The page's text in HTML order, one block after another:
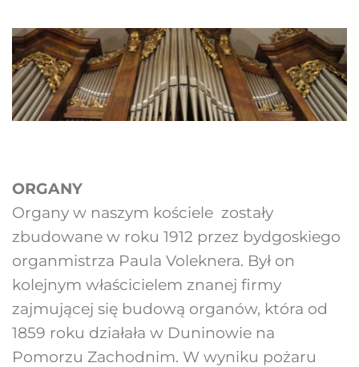
ORGANY
Organy w naszym kościele  zostały
zbudowane w roku 1912 przez bydgoskiego
organmistrza Paula Voleknera. Był on
kolejnym właścicielem znanej firmy
zajmującej się budową organów, która od
1859 roku działała w Duninowie na
Pomorzu Zachodnim. W wyniku pożaru